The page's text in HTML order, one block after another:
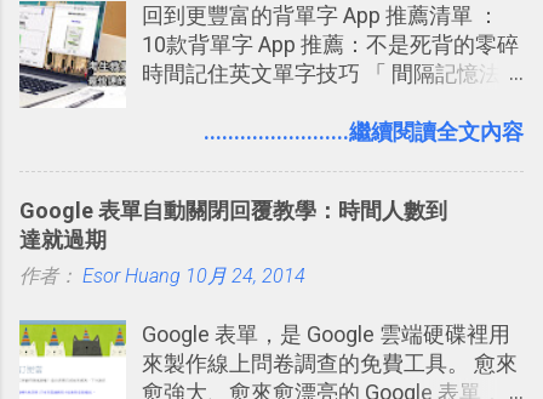
跟隨者、被跟隨者的概念是Twitter另一
個非常好玩的地方 ，所以 這次的
Twitter Blocks很強調這個人際網路的概
3D視圖有什麼用途的話，就是 它可以讓
你非常方便、好玩、即興的擴展你的
Twit...
著 Trello ，卻還沒有在電腦玩物上寫過
一篇完整的介紹！雖然錯過了幾年前第
一時間推薦 Trello 的時機，但在這段時
澱自己的使用方法，歸納出「 為什麼值
學。 2015/6/13 新增： 免費專案管理軟
2016 年新增 ： 如何將 Trello 切換到繁
2016/7/7 新增 ： 如何活用 Trello 記
帳？我的理財計畫心得與看板範本
回到更豐富的背單字 App 推薦清單 ：
10款背單字 App 推薦：不是死背的零碎
時間記住英文單字技巧 「 間隔記憶法
短期記憶變成長期記憶。 舉例來說我今
強；然後下次快要忘記可能變成相隔一
化，讓記憶延長到可能半個月；那時候
來一個月的記憶長度！就這樣反覆慢慢
拉長時間練習，就能讓一個東西成為腦
海中更深刻的記憶。 問題是，當我們一
........................繼續閱讀全文內容
Google 表單自動關閉回覆教學：時間人數到
達就過期
作者： Esor Huang 10月 24, 2014
Google 表單，是 Google 雲端硬碟裡用
來製作線上問卷調查的免費工具。 愈來
愈強大、愈來愈漂亮的 Google 表單，